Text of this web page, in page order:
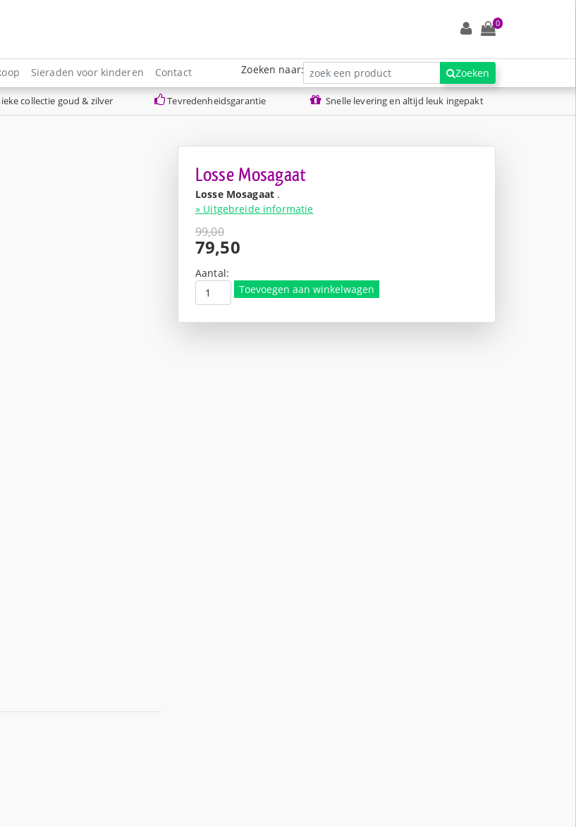
0
Sieraden voor kinderen Contact Zoeken naar: Zoeken
collectie goud & zilver Tevredenheidsgarantie Snelle levering en altijd leuk ingepakt
Losse Mosagaat
Losse Mosagaat.
» Uitgebreide informatie
99,00
Oorspronkelijke
prijs
was:
€99,00.
79,50
Huidige
prijs
is:
€79,50.
Aantal:
Toevoegen aan winkelwagen